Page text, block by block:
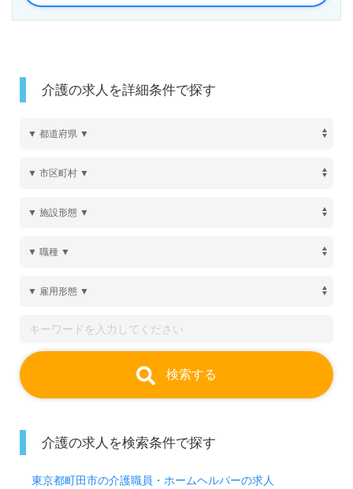
可能にされる事業所様！◎
護職は私の目標でした。やりたかった介護がここにあ
様、ご家族様の想いに寄り添う施設運営に携わりた
い』『今までの介護職/管理職経験を活かしたい』
に残るホスピスをみんなで創りたい』『施設形態や環
細をご案内いたします。お問い合わせも遠慮なくお願
いします。
【主な業務内容】スタッフ管理 採用・育成/シフ
ト・労務管理、収支管理、契約・人件費、各種経費の
介護の求人を詳細条件で探す
検索する
介護の求人を検索条件で探す
東京都町田市の介護職員・ホームヘルパーの求人